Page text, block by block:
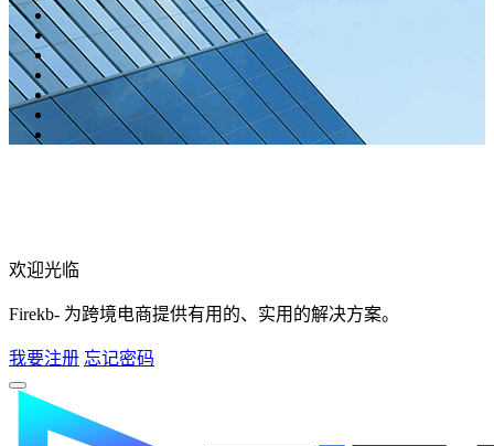
欢迎光临
Firekb- 为跨境电商提供有用的、实用的解决方案。
我要注册 忘记密码